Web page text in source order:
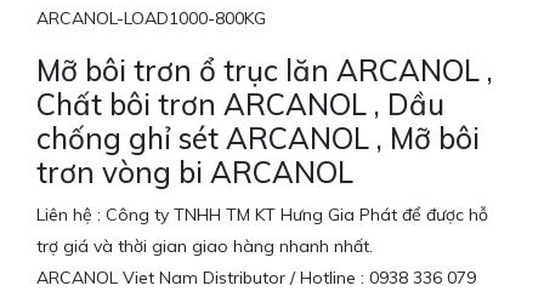
ARCANOL-LOAD1000-800KG
Mỡ bôi trơn ổ trục lăn ARCANOL ,
Chất bôi trơn ARCANOL , Dầu
chống ghỉ sét ARCANOL , Mỡ bôi
trơn vòng bi ARCANOL
Liên hệ : Công ty TNHH TM KT Hưng Gia Phát để được hỗ
trợ giá và thời gian giao hàng nhanh nhất.
ARCANOL Viet Nam Distributor / Hotline : 0938 336 079